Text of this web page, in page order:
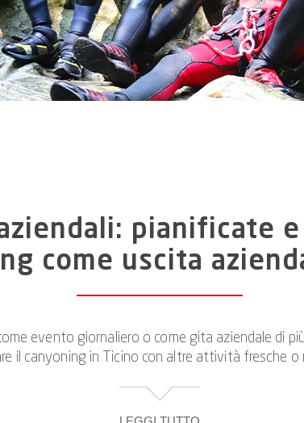
pianificate
come uscita
evento giornaliero o come gita aziendale di
il canyoning in Ticino con altre attività fresche